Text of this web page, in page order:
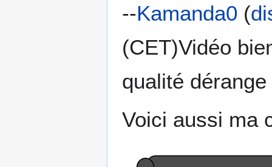
--Kamanda0 (
(CET)Vidéo
qualité
Voici aussi ma